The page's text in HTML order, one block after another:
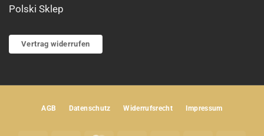
Polski Sklep
Vertrag widerrufen
AGB Datenschutz Widerrufsrecht Impressum